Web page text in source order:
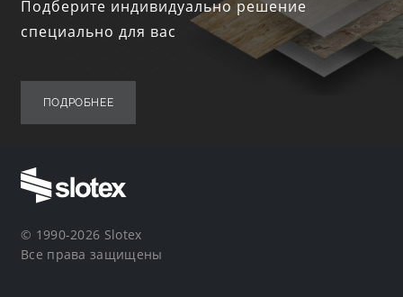
Подберите индивидуально решение
специально для вас
ПОДРОБНЕЕ
© 1990-2026 Slotex
Все права защищены